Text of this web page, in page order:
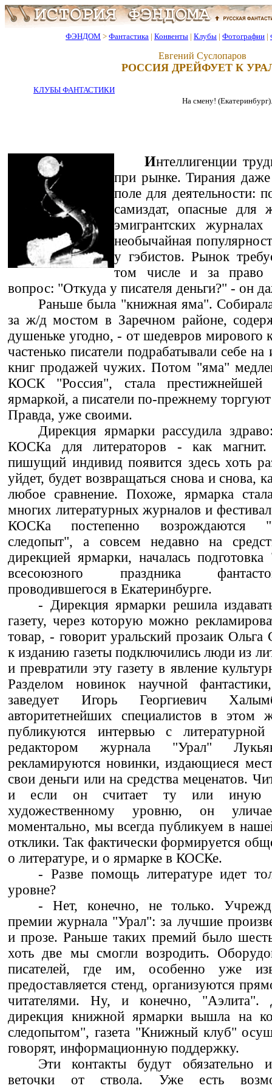
ФЭНДОМ > Фантастика | Конвенты | Клубы | Фотографии |
Евгений Суслопаров
РОССИЯ ДРЕЙФУЕТ К
КЛУБЫ ФАНТАСТИКИ
На смену!
Интеллигенции
при рынке. Тирания
поле для деятельности:
самиздат, опасные для
эмигрантских
необычайная
у гэбистов. Рынок
том числе и за
вопрос: "Откуда у писателя деньги?" - он
Раньше была "книжная яма".
за ж/д мостом в Заречном районе,
душеньке угодно, - от шедевров мирового
частенько писатели подрабатывали себе
книг продажей чужих. Потом "яма"
КОСК "Россия", стала
ярмаркой, а писатели по-прежнему
Правда, уже своими.
Дирекция ярмарки рассудила
КОСКа для литераторов - как
пишущий индивид появится здесь хоть
уйдет, будет возвращаться снова и снова,
любое сравнение. Похоже, ярмарка
многих литературных журналов и
КОСКа постепенно возрождаются
следопыт", а совсем недавно на
дирекцией ярмарки, началась
всесоюзного праздника
проводившегося в Екатеринбурге.
- Дирекция ярмарки решила
газету, через которую можно
товар, - говорит уральский прозаик Ольга
к изданию газеты подключились люди из
и превратили эту газету в явление
Разделом новинок научной
заведует Игорь Георгиевич
авторитетнейших специалистов в этом
публикуются интервью с
редактором журнала "Урал"
рекламируются новинки, издающиеся
свои деньги или на средства меценатов.
и если он считает ту или иную
художественному уровню, он
моментально, мы всегда публикуем в
отклики. Так фактически формируется
о литературе, и о ярмарке в КОСКе.
- Разве помощь литературе идет
уровне?
- Нет, конечно, не только.
премии журнала "Урал": за лучшие
и прозе. Раньше таких премий было
хоть две мы смогли возродить.
писателей, где им, особенно уже
предоставляется стенд, организуются
читателями. Ну, и конечно, "Аэлита".
дирекция книжной ярмарки вышла на
следопытом", газета "Книжный клуб"
говорят, информационную поддержку.
Эти контакты будут обязательно
веточки от ствола. Уже есть